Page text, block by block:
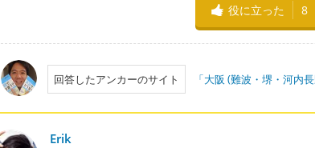
役に立った 8
回答したアンカーのサイト 「大阪 (難波・堺・河内
Erik